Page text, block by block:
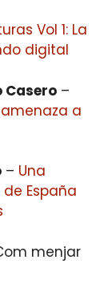
Vol 1: La
digital
Casero –
a
– Una
España
menjar